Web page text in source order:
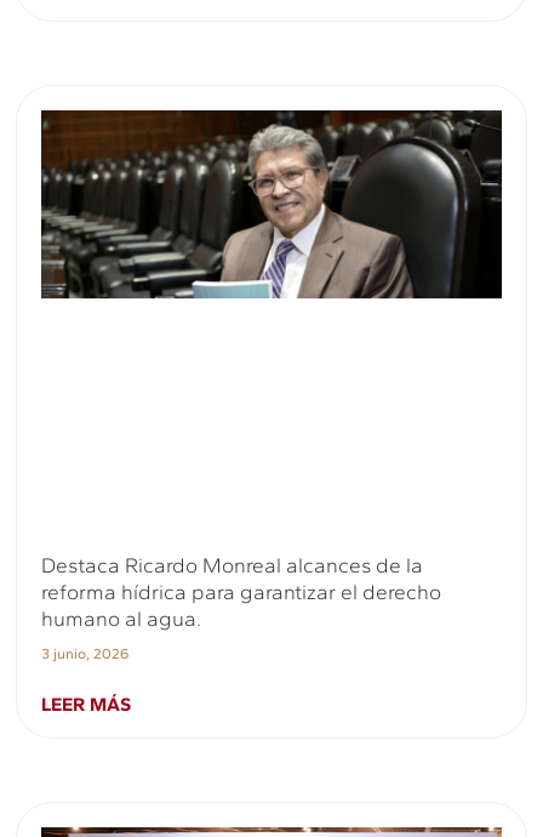
Destaca Ricardo Monreal alcances de la
reforma hídrica para garantizar el derecho
humano al agua.
3 junio, 2026
LEER MÁS